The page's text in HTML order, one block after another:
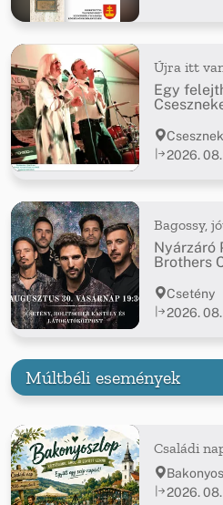
Újra itt
Egy
Csesznek
2026.
Bagossy,
Nyárzáró
Brothers
Csetény
2026.
Múltbéli események
Családi
2026.